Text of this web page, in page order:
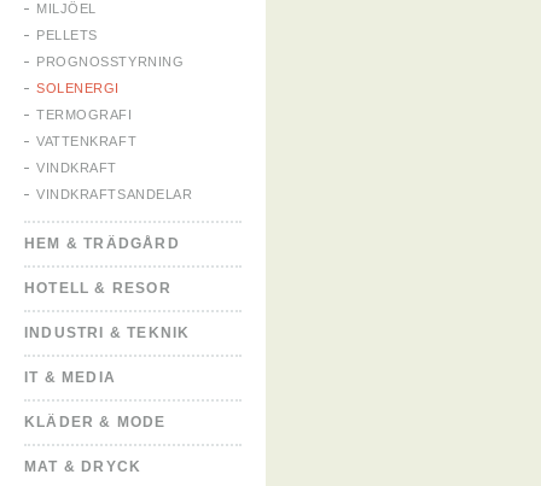
MILJÖEL
PELLETS
PROGNOSSTYRNING
SOLENERGI
TERMOGRAFI
VATTENKRAFT
VINDKRAFT
VINDKRAFTSANDELAR
HEM & TRÄDGÅRD
HOTELL & RESOR
INDUSTRI & TEKNIK
IT & MEDIA
KLÄDER & MODE
MAT & DRYCK